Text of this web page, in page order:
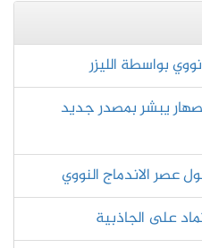
بواسطة الليزر
يبشر بمصدر جديد
على الجاذبية